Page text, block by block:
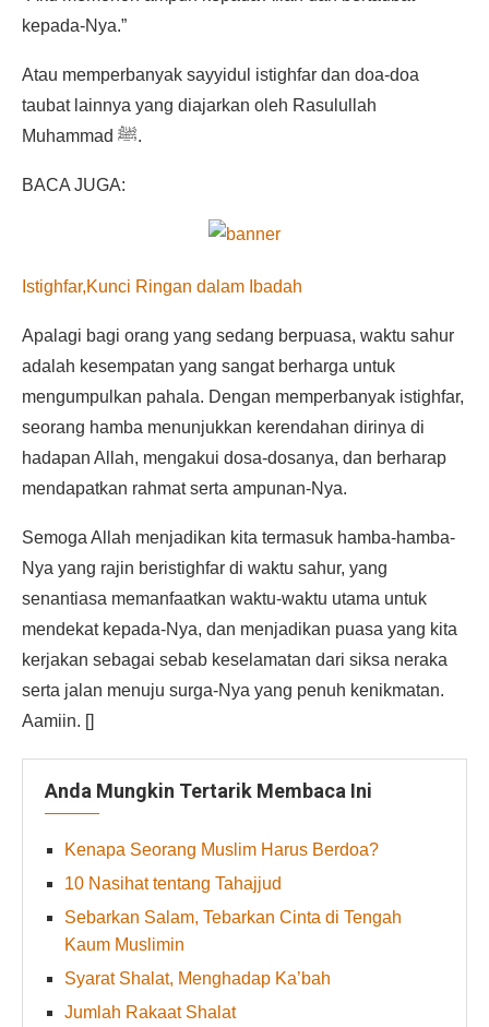
kepada-Nya.”
Atau memperbanyak sayyidul istighfar dan doa-doa
taubat lainnya yang diajarkan oleh Rasulullah
Muhammad ﷺ.
BACA JUGA:
Istighfar,Kunci Ringan dalam Ibadah
Apalagi bagi orang yang sedang berpuasa, waktu sahur
adalah kesempatan yang sangat berharga untuk
mengumpulkan pahala. Dengan memperbanyak istighfar,
seorang hamba menunjukkan kerendahan dirinya di
hadapan Allah, mengakui dosa-dosanya, dan berharap
mendapatkan rahmat serta ampunan-Nya.
Semoga Allah menjadikan kita termasuk hamba-hamba-
Nya yang rajin beristighfar di waktu sahur, yang
senantiasa memanfaatkan waktu-waktu utama untuk
mendekat kepada-Nya, dan menjadikan puasa yang kita
kerjakan sebagai sebab keselamatan dari siksa neraka
serta jalan menuju surga-Nya yang penuh kenikmatan.
Aamiin. []
Anda Mungkin Tertarik Membaca Ini
Kenapa Seorang Muslim Harus Berdoa?
10 Nasihat tentang Tahajjud
Sebarkan Salam, Tebarkan Cinta di Tengah
Kaum Muslimin
Syarat Shalat, Menghadap Ka’bah
Jumlah Rakaat Shalat